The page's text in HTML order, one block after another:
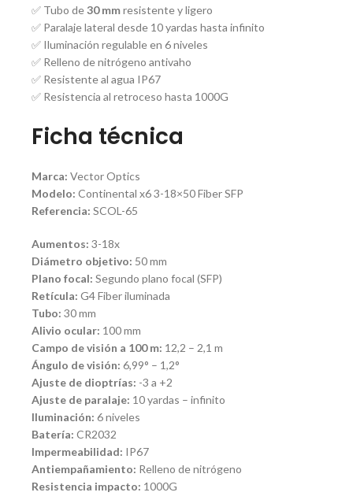
✅ Tubo de30 mmresistente y ligero
✅ Paralaje lateral desde 10 yardas hasta infinito
✅ Iluminación regulable en 6 niveles
✅ Relleno de nitrógeno antivaho
✅ Resistente al agua IP67
✅ Resistencia al retroceso hasta 1000G
Ficha técnica
Marca: Vector Optics
Modelo: Continental x6 3-18×50 Fiber SFP
Referencia: SCOL-65
Aumentos: 3-18x
Diámetro objetivo: 50 mm
Plano focal: Segundo plano focal (SFP)
Retícula: G4 Fiber iluminada
Tubo: 30 mm
Alivio ocular: 100 mm
Campo de visión a 100 m: 12,2 – 2,1 m
Ángulo de visión: 6,99° – 1,2°
Ajuste de dioptrías: -3 a +2
Ajuste de paralaje: 10 yardas – infinito
Iluminación: 6 niveles
Batería: CR2032
Impermeabilidad: IP67
Antiempañamiento: Relleno de nitrógeno
Resistencia impacto: 1000G